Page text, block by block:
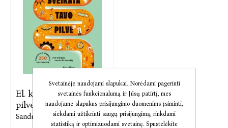
El. knyga Sveikata tavo
pilve
Sandrija Čapkauskienė
Svetainėje naudojami slapukai. Norėdami pagerinti
svetainės funkcionalumą ir Jūsų patirtį, mes
naudojame slapukus prisijungimo duomenims įsiminti,
siekdami užtikrinti saugų prisijungimą, rinkdami
statistiką ir optimizuodami svetainę. Spustelėkite